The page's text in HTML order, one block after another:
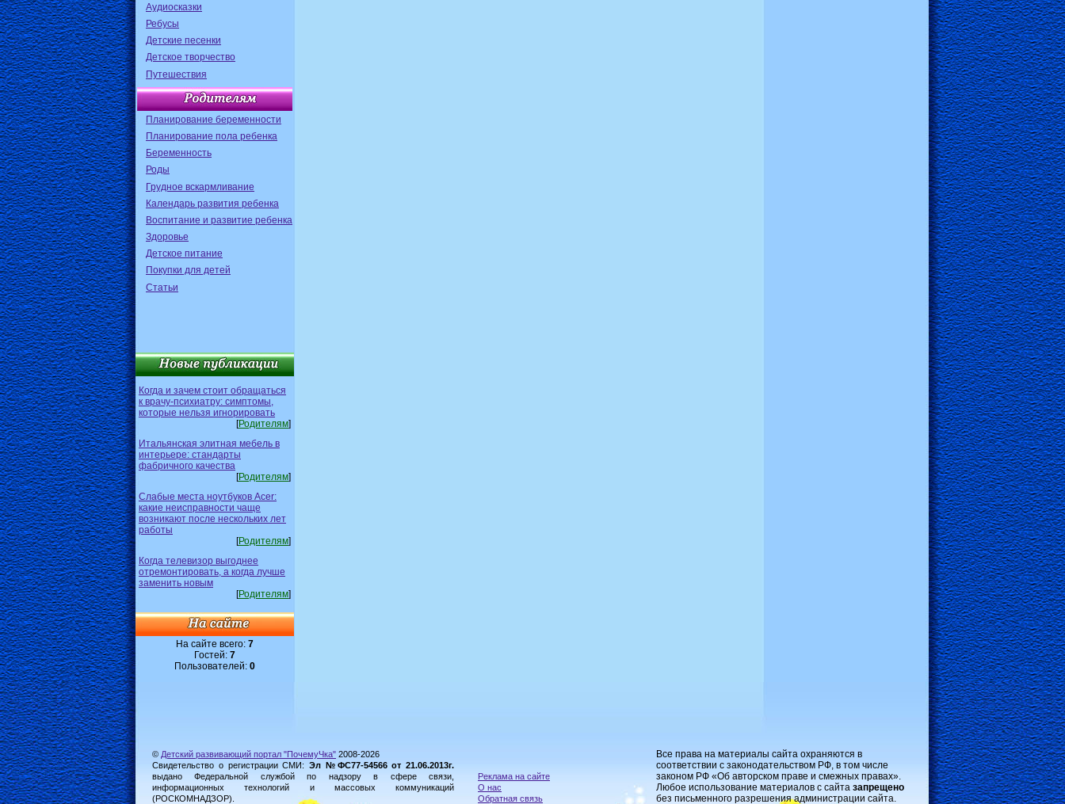
Аудиосказки
Ребусы
Детские песенки
Детское творчество
Путешествия
Планирование беременности
Планирование пола ребенка
Беременность
Роды
Грудное вскармливание
Календарь развития ребенка
Воспитание и развитие ребенка
Здоровье
Детское питание
Покупки для детей
Статьи
Когда и зачем стоит обращаться
к врачу-психиатру: симптомы,
которые нельзя игнорировать
[Родителям]
Итальянская элитная мебель в
интерьере: стандарты
фабричного качества
[Родителям]
Слабые места ноутбуков Acer:
какие неисправности чаще
возникают после нескольких лет
работы
[Родителям]
Когда телевизор выгоднее
отремонтировать, а когда лучше
заменить новым
[Родителям]
На сайте всего: 7
Гостей: 7
Пользователей: 0
© Детский развивающий портал "ПочемуЧка" 2008-2026
Свидетельство о регистрации СМИ: Эл №ФС77-54566 от 21.06.2013г.
выдано Федеральной службой по надзору в сфере связи,
информационных технологий и массовых коммуникаций
(РОСКОМНАДЗОР).
Реклама на сайте
О нас
Обратная связь
Все права на материалы сайта охраняются в
соответствии с законодательством РФ, в том числе
законом РФ «Об авторском праве и смежных правах».
Любое использование материалов с сайта запрещено
без письменного разрешения администрации сайта.